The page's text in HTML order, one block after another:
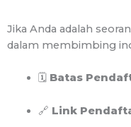
Jika Anda adalah
dalam membimbing
🗓 Batas
🔗 Link